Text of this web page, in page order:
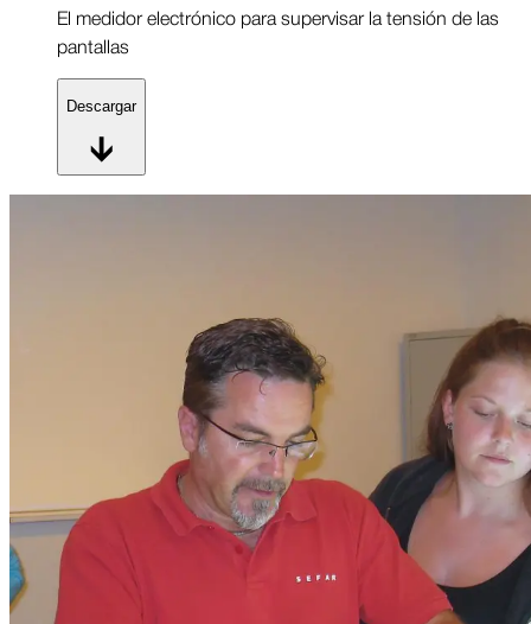
El medidor electrónico para supervisar la tensión de las
pantallas
Descargar